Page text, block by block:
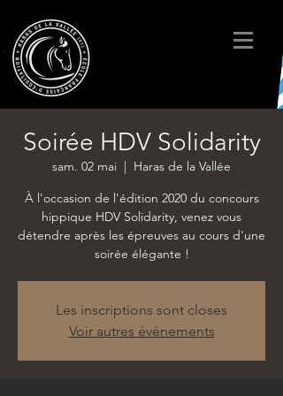
Soirée HDV Solidarity
sam. 02 mai
  |
Haras de la Vallée
À l'occasion de l'édition 2020 du concours
hippique HDV Solidarity, venez vous
détendre après les épreuves au cours d'une
soirée élégante !
Les inscriptions sont closes
Voir autres événements